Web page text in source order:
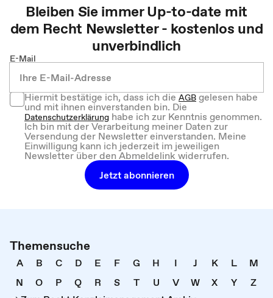
Bleiben Sie immer Up-to-date mit
dem Recht Newsletter - kostenlos und
unverbindlich
E-Mail
Hiermit bestätige ich, dass ich dieAGBgelesen habe
und mit ihnen einverstanden bin. Die
Datenschutzerklärung habe ich zur Kenntnis genommen.
Ich bin mit der Verarbeitung meiner Daten zur
Versendung der Newsletter einverstanden. Meine
Einwilligung kann ich jederzeit im jeweiligen
Newsletter über den Abmeldelink widerrufen.
Jetzt abonnieren
Themensuche
A B C D E F G H I J K L
M
N
O P Q R S T U V W X Y
Z